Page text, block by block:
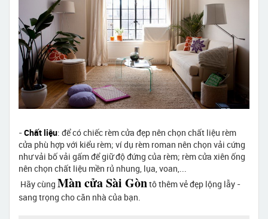
-Chất liệu: để có chiếc rèm cửa đẹp nên chọn chất liệu rèm
cửa phù hợp với kiểu rèm; ví dụ rèm roman nên chọn vải cứng
như vải bố vải gấm để giữ độ đứng của rèm; rèm cửa xiên ống
nên chọn chất liệu mền rủ nhung, lụa, voan,...
Hãy cùng Màn cửa Sài Gòntô thêm vẻ đẹp lộng lẫy -
sang trọng cho căn nhà của bạn.